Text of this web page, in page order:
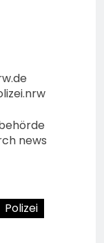
news
Polizei